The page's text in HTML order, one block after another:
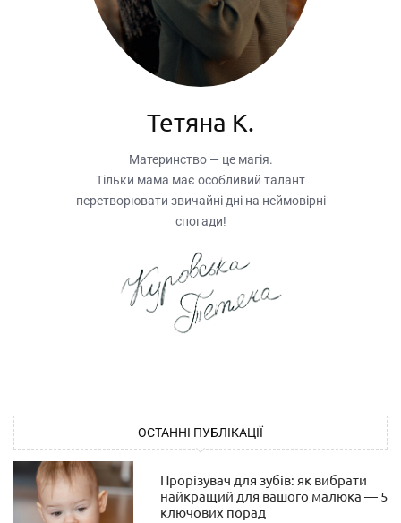
Тетяна K.
Материнство — це магія.
Тільки мама має особливий талант
перетворювати звичайні дні на неймовірні
спогади!
ОСТАННІ ПУБЛІКАЦІЇ
Прорізувач для зубів: як вибрати
найкращий для вашого малюка — 5
ключових порад